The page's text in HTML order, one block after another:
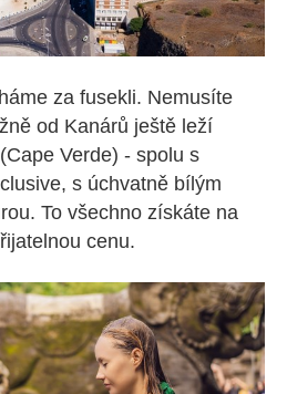
za fusekli. Nemusíte
od Kanárů ještě leží
Verde) - spolu s
s úchvatně bílým
To všechno získáte na
cenu.